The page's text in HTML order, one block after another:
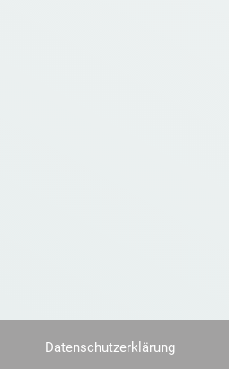
Datenschutzerklärung